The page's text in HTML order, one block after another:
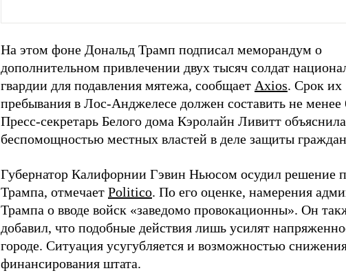
На этом фоне Дональд Трамп подписал меморандум о
дополнительном привлечении двух тысяч солдат
гвардии для подавления мятежа, сообщает Axios. Срок их
пребывания в Лос-Анджелесе должен составить не менее
Пресс-секретарь Белого дома Кэролайн Ливитт
беспомощностью местных властей в деле защиты
Губернатор Калифорнии Гэвин Ньюсом осудил решение
Трампа, отмечает Politico. По его оценке, намерения
Трампа о вводе войск «заведомо провокационны». Он
добавил, что подобные действия лишь усилят
городе. Ситуация усугубляется и возможностью
финансирования штата.